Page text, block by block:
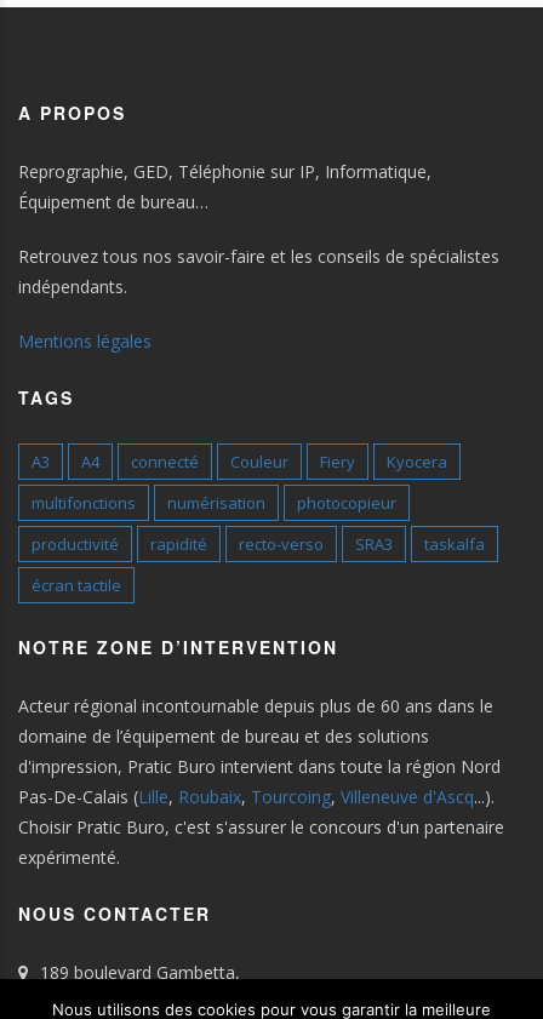
A PROPOS
Reprographie, GED, Téléphonie sur IP, Informatique,
Équipement de bureau…
Retrouvez tous nos savoir-faire et les conseils de spécialistes
indépendants.
Mentions légales
TAGS
A3 A4 connecté Couleur Fiery
Kyocera
multifonctions
numérisation
photocopieur
productivité
rapidité recto-verso SRA3
taskalfa
écran tactile
NOTRE ZONE D’INTERVENTION
Acteur régional incontournable depuis plus de 60 ans dans le
domaine de l’équipement de bureau et des solutions
d'impression, Pratic Buro intervient dans toute la région Nord
Pas-De-Calais (Lille, Roubaix, Tourcoing, Villeneuve d'Ascq...).
Choisir Pratic Buro, c'est s'assurer le concours d'un partenaire
expérimenté.
NOUS CONTACTER
189 boulevard Gambetta,
59100 Roubaix
Nous utilisons des cookies pour vous garantir la meilleure